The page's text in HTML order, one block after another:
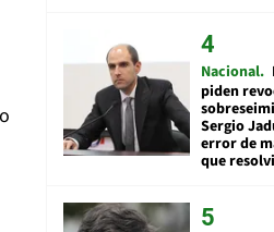
Nacional
piden
Sergio
error de
que